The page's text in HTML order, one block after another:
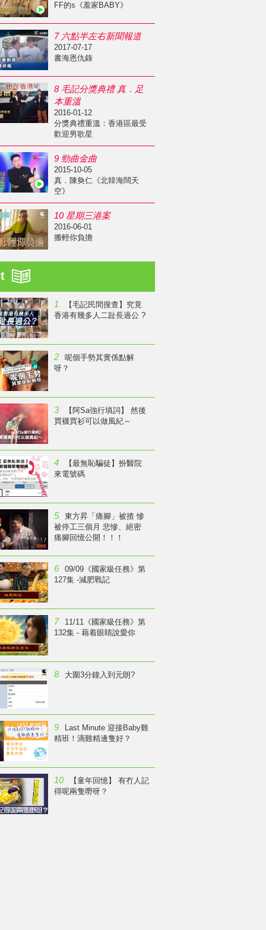
FF的s《羞家BABY》
7 六點半左右新聞報道
2017-07-17
書海恩仇錄
8 毛記分獎典禮 真．足
本重溫
2016-01-12
分獎典禮重溫：香港區最受
歡迎男歌星
9 勁曲金曲
2015-10-05
真．陳奐仁《北韓海闊天
空》
10 星期三港案
2016-06-01
搬輕你負擔
1
【毛記民間搜查】究竟
香港有幾多人二趾長過公 ?
2
呢個手勢其實係點解
呀？
3
【阿Sa強行填詞】 然後
買襪買衫可以做風紀～
4
【最無恥騙徒】扮醫院
來電號碼
5
東方昇「痛腳」被揸 慘
被停工三個月 悲慘、絕密
痛腳回憶公開！！！
6
09/09《國家級任務》第
127集 -減肥戰記
7
11/11《國家級任務》第
132集 - 藉着眼睛說愛你
8 大圍3分鐘入到元朗?
9
Last Minute 迎接Baby雞
精班！滴雞精邊隻好？
10
【童年回憶】 有冇人記
得呢兩隻嘢呀？